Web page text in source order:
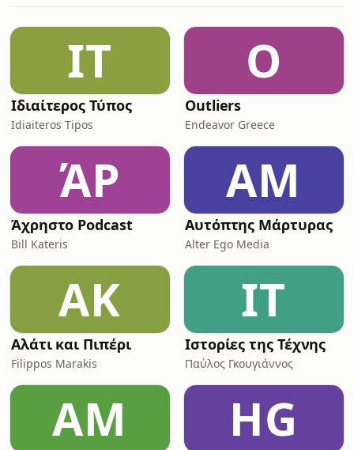
εμπειρίες. Μόνο να βρίσκονται εκεί,
δίπλα σου. Αυτό το επεισόδιο λοιπόν,
ΙΤ
Ιδιαίτερος Τύπος
Idiaiteros Tipos
O
Outliers
Endeavor Greece
ΆP
Άχρηστο Podcast
Bill Kateris
ΑΜ
Αυτόπτης Μάρτυρας
Alter Ego Media
ΑΚ
Αλάτι και Πιπέρι
Filippos Marakis
ΙΤ
Ιστορίες της Τέχνης
Παύλος Γκουγιάννος
ΑΜ HG